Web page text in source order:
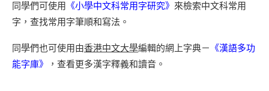
同學們可使用 《小學中文科常用字研究》 來檢索中文科常用
字，查找常用字筆順和寫法。
同學們也可使用由香港中文大學編輯的網上字典－ 《漢語多功
能字庫》
，查看更多漢字釋義和讀音。